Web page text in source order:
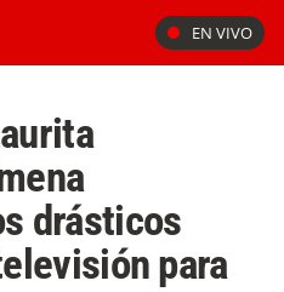
EN VIVO
drásticos
para